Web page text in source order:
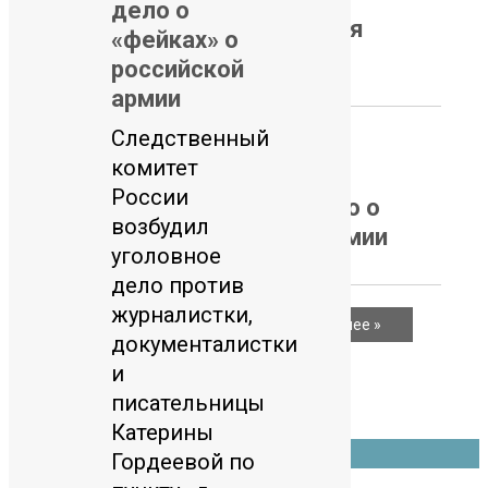
министром Ирака действия
шиитских боевиков
08.08.2026
В РФ против Катерины
Гордеевой возбудили дело о
«фейках» о российской армии
2 3 … 1 330 Далее »
© 2026 ЛИБЕРАЛ
дело о
«фейках» о
российской
армии
Следственный
комитет
России
возбудил
уголовное
дело против
журналистки,
документалистки
и
писательницы
Катерины
Гордеевой по